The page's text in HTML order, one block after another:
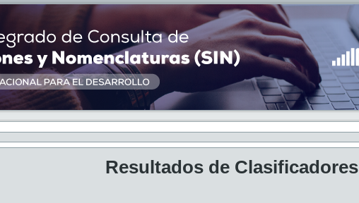
Resultados de Clasificadores